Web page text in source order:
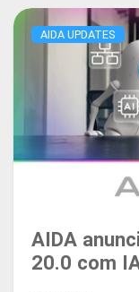
AIDA UPDATES
AIDA
20.0 com